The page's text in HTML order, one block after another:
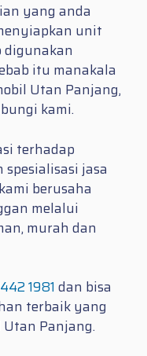
yang anda
unit
digunakan
itu manakala
Utan Panjang,
kami.
terhadap
jasa
berusaha
melalui
murah dan
1981dan bisa
terbaik yang
Panjang.